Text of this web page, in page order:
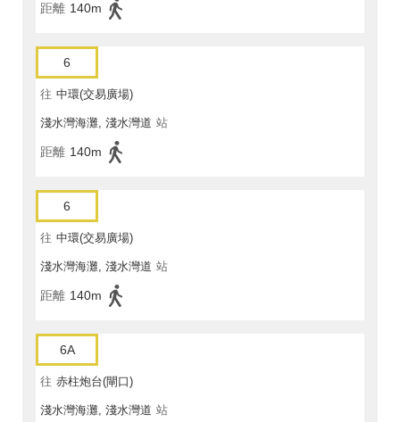
距離 140m
6
往 中環(交易廣場)
淺水灣海灘, 淺水灣道 站
距離 140m
6
往 中環(交易廣場)
淺水灣海灘, 淺水灣道 站
距離 140m
6A
往 赤柱炮台(閘口)
淺水灣海灘, 淺水灣道 站